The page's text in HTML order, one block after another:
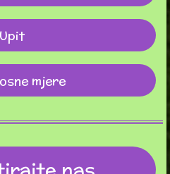
Upit
mjere